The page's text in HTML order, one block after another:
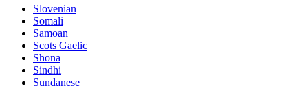
Slovenian
Somali
Samoan
Scots Gaelic
Shona
Sindhi
Sundanese